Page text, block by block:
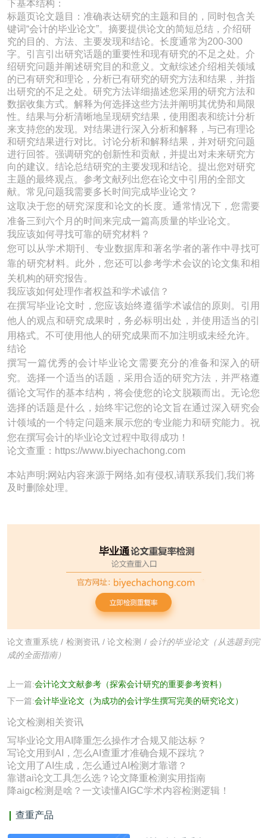
下基本结构：
标题页论文题目：准确表达研究的主题和目的，同时包含关
键词“会计的毕业论文”。摘要提供论文的简短总结，介绍研
究的目的、方法、主要发现和结论。长度通常为200-300
字。引言引出研究话题的重要性和现有研究的不足之处。介
绍研究问题并阐述研究目的和意义。文献综述介绍相关领域
的已有研究和理论，分析已有研究的研究方法和结果，并指
出研究的不足之处。研究方法详细描述您采用的研究方法和
数据收集方式。解释为何选择这些方法并阐明其优势和局限
性。结果与分析清晰地呈现研究结果，使用图表和统计分析
来支持您的发现。对结果进行深入分析和解释，与已有理论
和研究结果进行对比。讨论分析和解释结果，并对研究问题
进行回答。强调研究的创新性和贡献，并提出对未来研究方
向的建议。结论总结研究的主要发现和结论。提出您对研究
主题的最终观点。参考文献列出您在论文中引用的全部文
献。常见问题我需要多长时间完成毕业论文？
这取决于您的研究深度和论文的长度。通常情况下，您需要
准备三到六个月的时间来完成一篇高质量的毕业论文。
我应该如何寻找可靠的研究材料？
您可以从学术期刊、专业数据库和著名学者的著作中寻找可
靠的研究材料。此外，您还可以参考学术会议的论文集和相
关机构的研究报告。
我应该如何处理作者权益和学术诚信？
在撰写毕业论文时，您应该始终遵循学术诚信的原则。引用
他人的观点和研究成果时，务必标明出处，并使用适当的引
用格式。不可使用他人的研究成果而不加注明或未经允许。
结论
撰写一篇优秀的会计毕业论文需要充分的准备和深入的研
究。选择一个适当的话题，采用合适的研究方法，并严格遵
循论文写作的基本结构，将会使您的论文脱颖而出。无论您
选择的话题是什么，始终牢记您的论文旨在通过深入研究会
计领域的一个特定问题来展示您的专业能力和研究能力。祝
您在撰写会计的毕业论文过程中取得成功！
论文查重：https://www.biyechachong.com
本站声明:网站内容来源于网络,如有侵权,请联系我们,我们将
及时删除处理。
论文查重系统/ 检测资讯 /论文检测 / 会计的毕业论文（从选题到完
成的全面指南）
上一篇:会计论文文献参考（探索会计研究的重要参考资料）
下一篇:会计毕业论文（为成功的会计学生撰写完美的研究论文）
论文检测相关资讯
写毕业论文用AI降重怎么操作才合规又能达标？
写论文用到AI，怎么AI查重才准确合规不踩坑？
论文用了AI生成，怎么通过AI检测才靠谱？
靠谱ai论文工具怎么选？论文降重检测实用指南
降aigc检测是啥？一文读懂AIGC学术内容检测逻辑！
查重产品